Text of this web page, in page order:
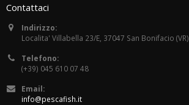
Contattaci
Indirizzo:
Localita' Villabella 23/E, 37047 San Bonifacio (VR)
Telefono:
(+39) 045 610 07 48
Email:
info@pescafish.it